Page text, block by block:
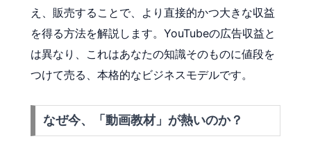
え、販売することで、より直接的かつ大きな収益
を得る方法を解説します。YouTubeの広告収益と
は異なり、これはあなたの知識そのものに値段を
つけて売る、本格的なビジネスモデルです。
なぜ今、「動画教材」が熱いのか？